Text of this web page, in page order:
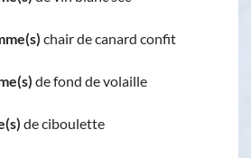
chair de canard confit
de fond de volaille
de ciboulette